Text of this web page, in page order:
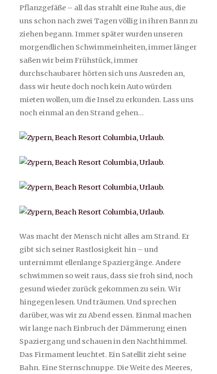
Pflanzgefäße – all das strahlt eine Ruhe aus, die
uns schon nach zwei Tagen völlig in ihren Bann zu
ziehen begann. Immer später wurden unseren
morgendlichen Schwimmeinheiten, immer länger
saßen wir beim Frühstück, immer
durchschaubarer hörten sich uns Ausreden an,
dass wir heute doch noch kein Auto würden
mieten wollen, um die Insel zu erkunden. Lass uns
noch einmal an den Strand gehen…
Was macht der Mensch nicht alles am Strand. Er
gibt sich seiner Rastlosigkeit hin – und
unternimmt ellenlange Spaziergänge. Andere
schwimmen so weit raus, dass sie froh sind, noch
gesund wieder zurück gekommen zu sein. Wir
hingegen lesen. Und träumen. Und sprechen
darüber, was wir zu Abend essen. Einmal machen
wir lange nach Einbruch der Dämmerung einen
Spaziergang und schauen in den Nachthimmel.
Das Firmament leuchtet. Ein Satellit zieht seine
Bahn. Eine Sternschnuppe. Die Weite des Meeres,